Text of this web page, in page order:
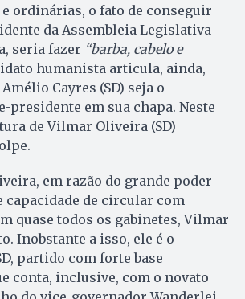
ordinárias, o fato de conseguir
da Assembleia Legislativa
seria fazer “barba, cabelo e
humanista articula, ainda,
Cayres (SD) seja o
presidente em sua chapa. Neste
de Vilmar Oliveira (SD)
em razão do grande poder
capacidade de circular com
quase todos os gabinetes, Vilmar
Inobstante a isso, ele é o
partido com forte base
conta, inclusive, com o novato